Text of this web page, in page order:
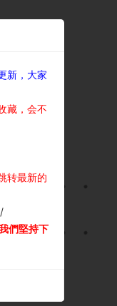
新，大家
藏，会不
转最新的
們堅持下